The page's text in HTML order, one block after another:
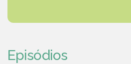
Episódios